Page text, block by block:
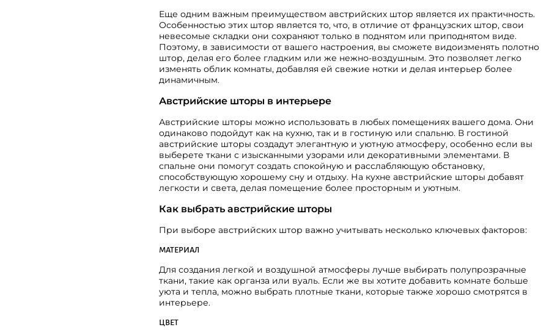
Еще одним важным преимуществом австрийских штор является их практичность.
Особенностью этих штор является то, что, в отличие от французских штор, свои
невесомые складки они сохраняют только в поднятом или приподнятом виде.
Поэтому, в зависимости от вашего настроения, вы сможете видоизменять полотно
штор, делая его более гладким или же нежно-воздушным. Это позволяет легко
изменять облик комнаты, добавляя ей свежие нотки и делая интерьер более
динамичным.
Австрийские шторы в интерьере
Австрийские шторы можно использовать в любых помещениях вашего дома. Они
одинаково подойдут как на кухню, так и в гостиную или спальню. В гостиной
австрийские шторы создадут элегантную и уютную атмосферу, особенно если вы
выберете ткани с изысканными узорами или декоративными элементами. В
спальне они помогут создать спокойную и расслабляющую обстановку,
способствующую хорошему сну и отдыху. На кухне австрийские шторы добавят
легкости и света, делая помещение более просторным и уютным.
Как выбрать австрийские шторы
При выборе австрийских штор важно учитывать несколько ключевых факторов:
МАТЕРИАЛ
Для создания легкой и воздушной атмосферы лучше выбирать полупрозрачные
ткани, такие как органза или вуаль. Если же вы хотите добавить комнате больше
уюта и тепла, можно выбрать плотные ткани, которые также хорошо смотрятся в
интерьере.
ЦВЕТ